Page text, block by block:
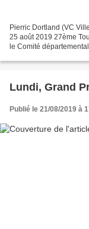
Pierric Dortland (VC
25 août 2019 27ème
le Comité
Lundi, Grand
Publié le 21/08/2019 à